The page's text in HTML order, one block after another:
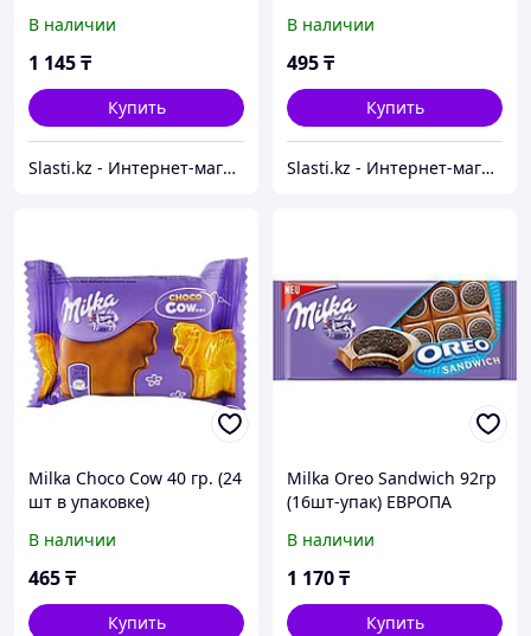
В наличии
1 145₸
Купить
Slasti.kz - Интернет-магазин сладостей
В наличии
495₸
Купить
Slasti.kz - Интернет-магазин сладостей
Milka Choco Cow 40 гр. (24
шт в упаковке)
В наличии
465₸
Купить
Milka Oreo Sandwich 92гр
(16шт-упак) ЕВРОПА
В наличии
1 170₸
Купить